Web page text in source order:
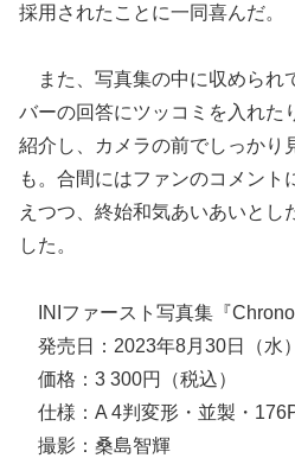
採用されたことに一同喜んだ。
また、写真集の中に収められ
バーの回答にツッコミを入れた
紹介し、カメラの前でしっかり
も。合間にはファンのコメント
えつつ、終始和気あいあいとし
した。
INIファースト写真集『Chrono
発売日：2023年8月30日（水）
価格：3 300円（税込）
仕様：A 4判変形・並製・
撮影：桑島智輝